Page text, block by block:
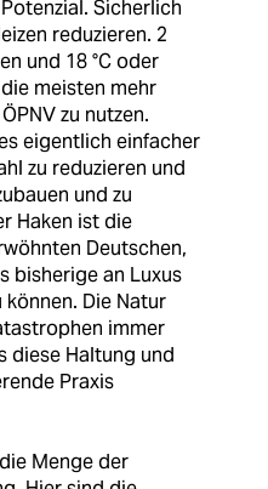
Sicherlich
reduzieren. 2
und 18 °C oder
meisten mehr
zu nutzen.
eigentlich einfacher
zu reduzieren und
und zu
Haken ist die
Deutschen,
bisherige an Luxus
Die Natur
immer
diese Haltung und
Praxis
Menge der